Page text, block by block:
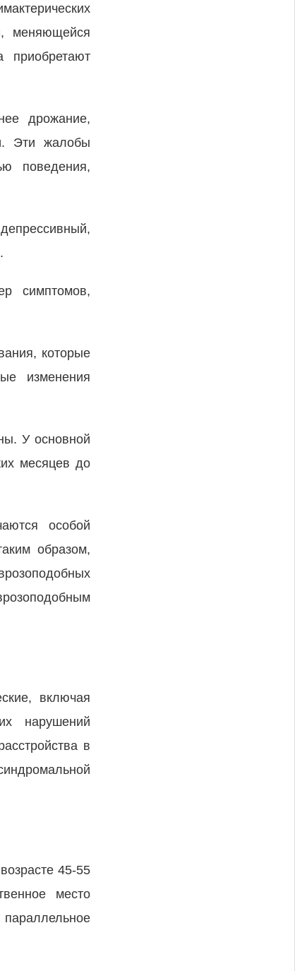
меняющейся
приобретают
дрожание,
Эти жалобы
поведения,
симптомов,
которые
изменения
У основной
месяцев до
особой
образом,
включая
нарушений
в
45-55
место